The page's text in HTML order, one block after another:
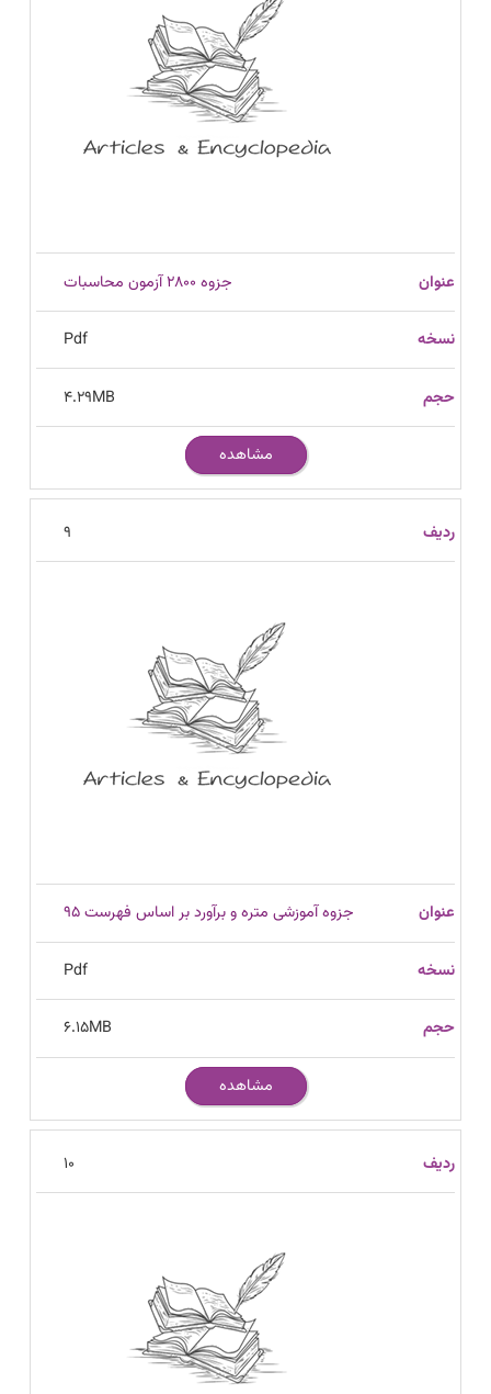
جزوه 2800 آزمون محاسبات
Pdf
4.29MB
مشاهده
9
جزوه آموزشی متره و برآورد بر اساس فهرست ۹۵
Pdf
6.15MB
مشاهده
10